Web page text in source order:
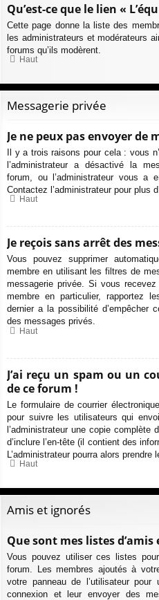
Qu’est-ce que le lien «
Cette page donne la liste des
les administrateurs et modérateurs
forums qu’ils modèrent.
Haut
Messagerie privée
Je ne peux pas envoyer de
Il y a trois raisons pour cela : vous
l’administrateur a désactivé la
forum, ou l’administrateur vous a
Contactez l’administrateur pour plus
Haut
Je reçois sans arrêt des
Vous pouvez supprimer
membre en utilisant les filtres de
messagerie privée. Si vous
membre en particulier, rapportez
dernier a la possibilité d’empêcher
des messages privés.
Haut
J’ai reçu un spam ou un
de ce forum !
Le formulaire de courrier
pour suivre les utilisateurs qui
l’administrateur une copie
d’inclure l’en-tête (il contient des
L’administrateur pourra alors
Haut
Amis et ignorés
Que sont mes listes d’amis
Vous pouvez utiliser ces listes
forum. Les membres ajoutés à
votre panneau de l’utilisateur
connexion et leur envoyer des